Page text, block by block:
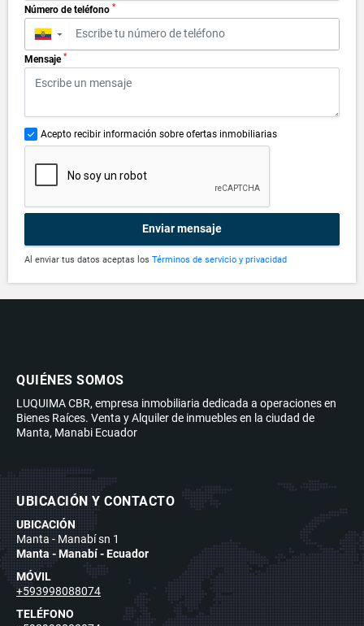
Número de teléfono *
▼
Mensaje *
Acepto recibir información sobre ofertas inmobiliarias
Enviar mensaje
Al enviar tus datos aceptas los Términos de servicio y privacidad
QUIÉNES SOMOS
LUQUIMA CBR, empresa inmobiliaria dedicada a operaciones en
Bienes Raíces. Venta y Alquiler de inmuebles en la ciudad de
Manta, Manabi Ecuador
UBICACIÓN Y CONTACTO
UBICACIÓN
Manta - Manabí sn 1
Manta - Manabí - Ecuador
MÓVIL
+593998088074
TELÉFONO